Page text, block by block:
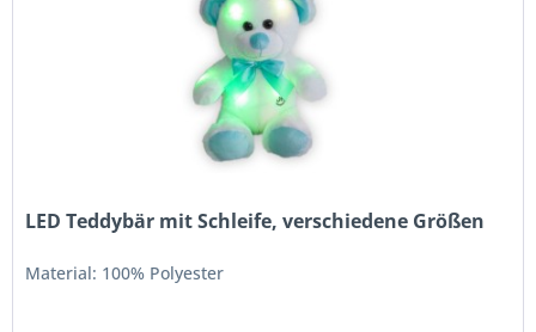
LED Teddybär mit Schleife, verschiedene Größen
Material: 100% Polyester